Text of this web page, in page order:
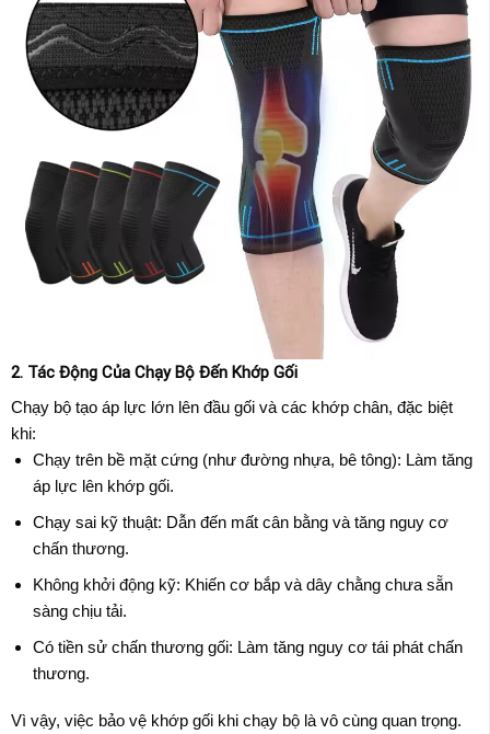
2. Tác Động Của Chạy Bộ Đến Khớp Gối
Chạy bộ tạo áp lực lớn lên đầu gối và các khớp chân, đặc biệt
khi:
Chạy trên bề mặt cứng (như đường nhựa, bê tông): Làm tăng
áp lực lên khớp gối.
Chạy sai kỹ thuật: Dẫn đến mất cân bằng và tăng nguy cơ
chấn thương.
Không khởi động kỹ: Khiến cơ bắp và dây chằng chưa sẵn
sàng chịu tải.
Có tiền sử chấn thương gối: Làm tăng nguy cơ tái phát chấn
thương.
Vì vậy, việc bảo vệ khớp gối khi chạy bộ là vô cùng quan trọng.